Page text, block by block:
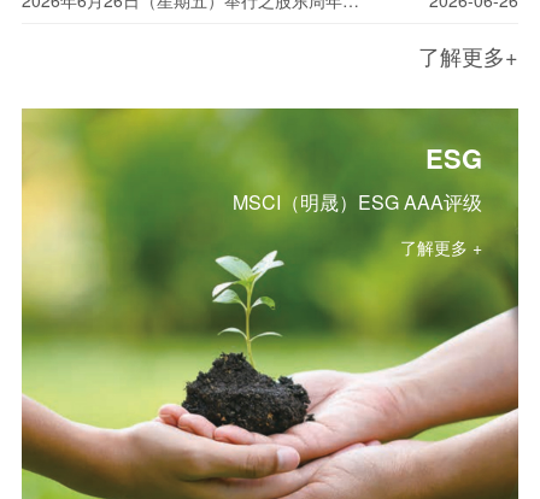
了解更多+
ESG
MSCI（明晟）ESG AAA评级
了解更多 +